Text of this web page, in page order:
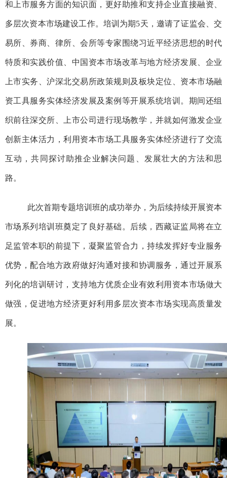
和上市服务方面的知识面，更好助推和支持企业直接融资、
多层次资本市场建设工作。培训为期5天，邀请了证监会、交
易所、券商、律所、会所等专家围绕习近平经济思想的时代
特质和实践价值、中国资本市场改革与地方经济发展、企业
上市实务、沪深北交易所政策规则及板块定位、资本市场融
资工具服务实体经济发展及案例等开展系统培训。期间还组
织前往深交所、上市公司进行现场教学，并就如何激发企业
创新主体活力，利用资本市场工具服务实体经济进行了交流
互动，共同探讨助推企业解决问题、发展壮大的方法和思
路。
此次首期专题培训班的成功举办，为后续持续开展资本
市场系列培训班奠定了良好基础。后续，西藏证监局将在立
足监管本职的前提下，凝聚监管合力，持续发挥好专业服务
优势，配合地方政府做好沟通对接和协调服务，通过开展系
列化的培训研讨，支持地方优质企业有效利用资本市场做大
做强，促进地方经济更好利用多层次资本市场实现高质量发
展。